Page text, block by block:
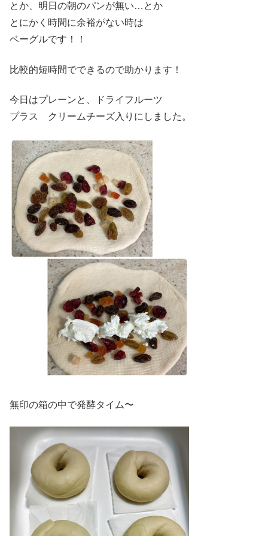
とか、明日の朝のパンが無い…とか
とにかく時間に余裕がない時は
ベーグルです！！
比較的短時間でできるので助かります！
今日はプレーンと、ドライフルーツ
プラス クリームチーズ入りにしました。
無印の箱の中で発酵タイム〜